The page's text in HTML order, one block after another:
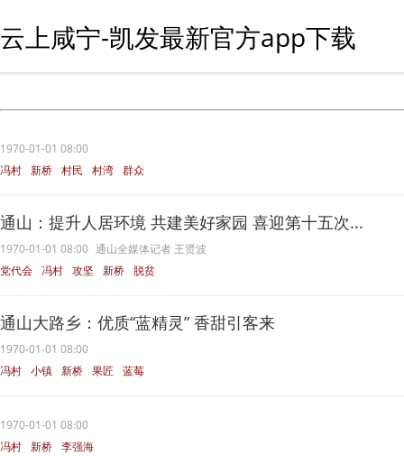
云上咸宁-凯发最新官方app下载
1970-01-01 08:00
冯村 新桥 村民 村湾 群众
通山：提升人居环境 共建美好家园 喜迎第十五次...
1970-01-01 08:00 通山全媒体记者 王贤波
党代会 冯村 攻坚 新桥 脱贫
通山大路乡：优质“蓝精灵” 香甜引客来
1970-01-01 08:00
冯村 小镇 新桥 果匠 蓝莓
1970-01-01 08:00
冯村 新桥 李强海